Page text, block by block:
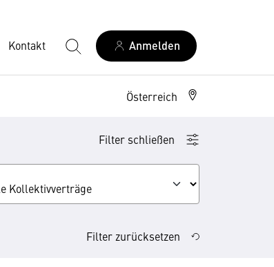
Kontakt Anmelden
Österreich
Filter schließen
Filter zurücksetzen